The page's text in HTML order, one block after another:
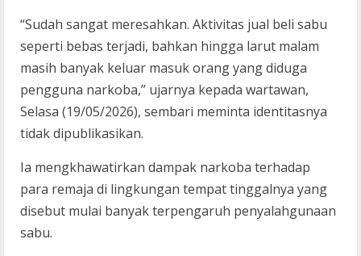
“Sudah sangat meresahkan. Aktivitas jual beli sabu
seperti bebas terjadi, bahkan hingga larut malam
masih banyak keluar masuk orang yang diduga
pengguna narkoba,” ujarnya kepada wartawan,
Selasa (19/05/2026), sembari meminta identitasnya
tidak dipublikasikan.
Ia mengkhawatirkan dampak narkoba terhadap
para remaja di lingkungan tempat tinggalnya yang
disebut mulai banyak terpengaruh penyalahgunaan
sabu.